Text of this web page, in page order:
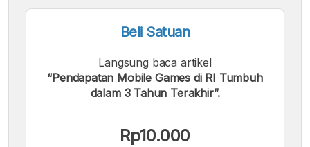
Beli Satuan
Langsung baca artikel
“Pendapatan Mobile Games di RI Tumbuh
dalam 3 Tahun Terakhir”.
Rp10.000